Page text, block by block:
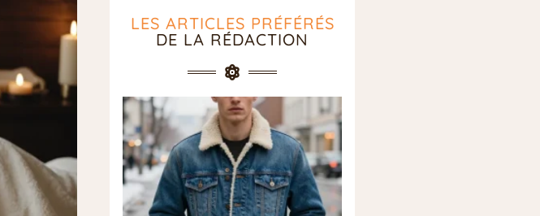
LES ARTICLES PRÉFÉRÉS
DE LA RÉDACTION